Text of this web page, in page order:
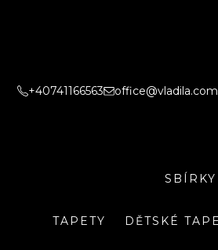
+40741166563 office@vladila.com
SBÍRKY
TAPETY DĚTSKÉ